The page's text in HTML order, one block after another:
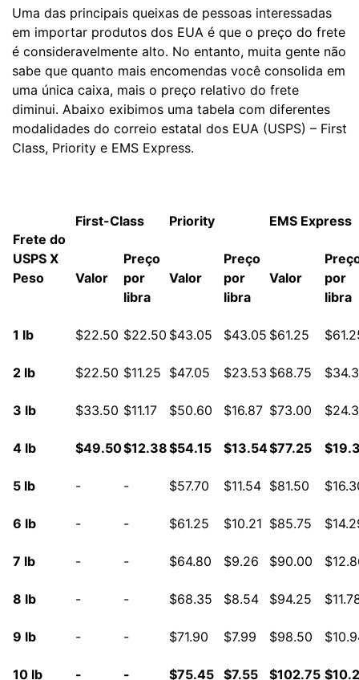
Uma das principais queixas de pessoas interessadas
em importar produtos dos EUA é que o preço do frete
é consideravelmente alto. No entanto, muita gente não
sabe que quanto mais encomendas você consolida em
uma única caixa, mais o preço relativo do frete
diminui. Abaixo exibimos uma tabela com diferentes
modalidades do correio estatal dos EUA (USPS) – First
Class, Priority e EMS Express.
Frete do
USPS X
Peso
First-Class Priority EMS Express
Valor
Preço
por
libra
Valor
Preço
por
libra
Valor
por
libra
1 lb $22.50 $22.50 $43.05 $43.05 $61.25
2 lb $22.50 $11.25 $47.05 $23.53 $68.75
3 lb $33.50 $11.17 $50.60 $16.87 $73.00
4 lb $49.50$12.38$54.15 $13.54$77.25
5 lb - - $57.70 $11.54 $81.50
6 lb - - $61.25 $10.21 $85.75
7 lb - - $64.80 $9.26 $90.00
8 lb - - $68.35 $8.54 $94.25
9 lb - - $71.90 $7.99 $98.50
10 lb - - $75.45 $7.55 $102.75